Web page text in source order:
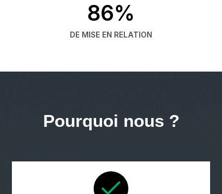
86%
DE MISE EN RELATION
Pourquoi nous ?